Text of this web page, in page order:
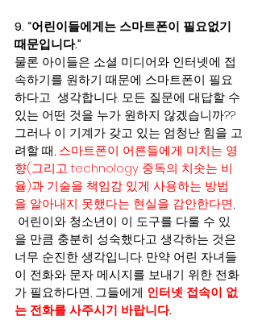
9. “어린이들에게는 스마트폰이 필요없기
때문입니다.”
물론 아이들은 소셜 미디어와 인터넷에 접
속하기를 원하기 때문에 스마트폰이 필요
하다고  생각합니다. 모든 질문에 대답할 수
있는 어떤 것을 누가 원하지 않겠습니까??
그러나 이 기계가 갖고 있는 엄청난 힘을 고
려할 때, 스마트폰이 어른들에게 미치는 영
향(그리고 technology 중독의 치솟는 비
율)과 기술을 책임감 있게 사용하는 방법
을 알아내지 못했다는 현실을 감안한다면,
어린이와 청소년이 이 도구를 다룰 수 있
을 만큼 충분히 성숙했다고 생각하는 것은
너무 순진한 생각입니다. 만약 어린 자녀들
이 전화와 문자 메시지를 보내기 위한 전화
가 필요하다면, 그들에게 인터넷 접속이 없
는 전화를 사주시기 바랍니다.